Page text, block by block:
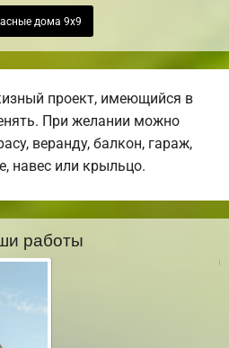
дома 9х9
проект, имеющийся в
При желании можно
веранду, балкон, гараж,
навес или крыльцо.
работы